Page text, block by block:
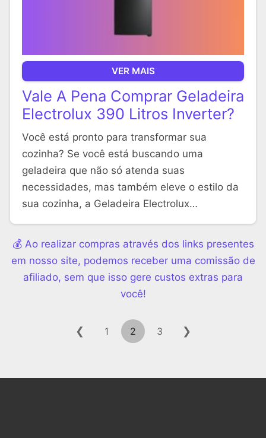
VER MAIS
Vale A Pena Comprar Geladeira
Electrolux 390 Litros Inverter?
Você está pronto para transformar sua
cozinha? Se você está buscando uma
geladeira que não só atenda suas
necessidades, mas também eleve o estilo da
sua cozinha, a Geladeira Electrolux…
💰 Ao realizar compras através dos links presentes
em nosso site, podemos receber uma comissão de
afiliado, sem que isso gere custos extras para
você!
❮ 1 2 3 ❯